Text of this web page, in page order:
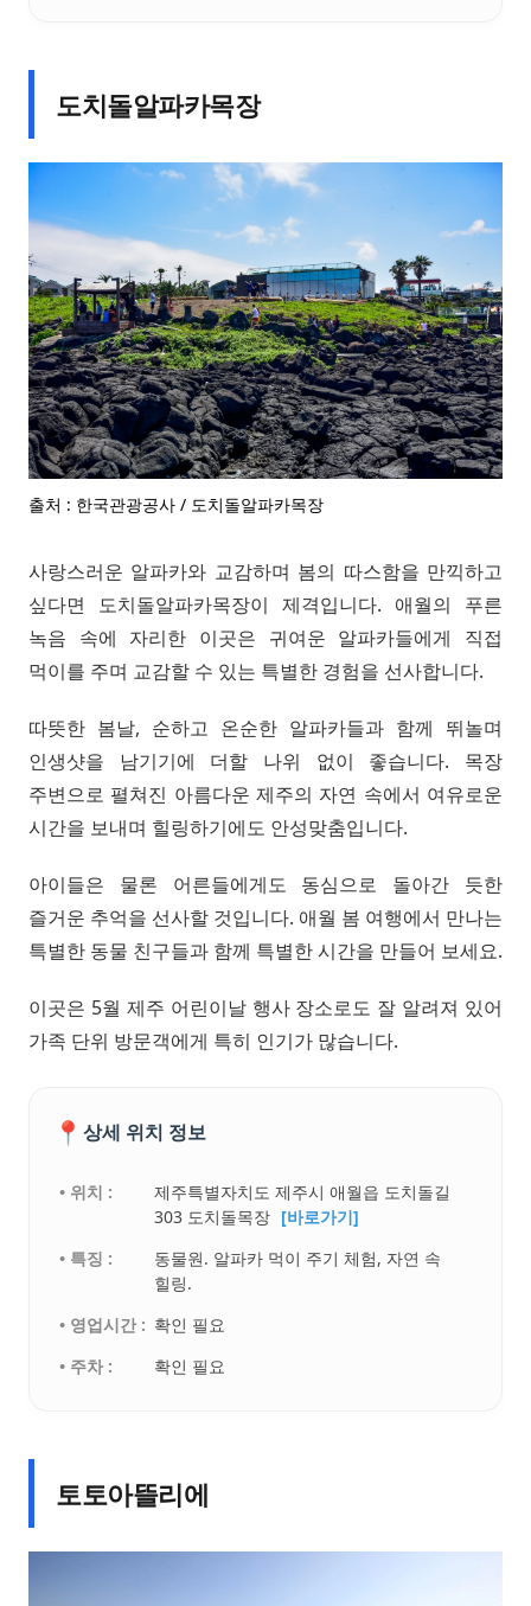
도치돌알파카목장
출처 : 한국관광공사 / 도치돌알파카목장
사랑스러운 알파카와 교감하며 봄의 따스함을 만끽하고
싶다면 도치돌알파카목장이 제격입니다. 애월의 푸른
녹음 속에 자리한 이곳은 귀여운 알파카들에게 직접
먹이를 주며 교감할 수 있는 특별한 경험을 선사합니다.
따뜻한 봄날, 순하고 온순한 알파카들과 함께 뛰놀며
인생샷을 남기기에 더할 나위 없이 좋습니다. 목장
주변으로 펼쳐진 아름다운 제주의 자연 속에서 여유로운
시간을 보내며 힐링하기에도 안성맞춤입니다.
아이들은 물론 어른들에게도 동심으로 돌아간 듯한
즐거운 추억을 선사할 것입니다. 애월 봄 여행에서 만나는
특별한 동물 친구들과 함께 특별한 시간을 만들어 보세요.
이곳은 5월 제주 어린이날 행사 장소로도 잘 알려져 있어
가족 단위 방문객에게 특히 인기가 많습니다.
📍 상세 위치 정보
• 위치 :
제주특별자치도 제주시 애월읍 도치돌길
303 도치돌목장 [바로가기]
• 특징 :
동물원. 알파카 먹이 주기 체험, 자연 속
힐링.
• 영업시간 : 확인 필요
• 주차 :
확인 필요
토토아뜰리에